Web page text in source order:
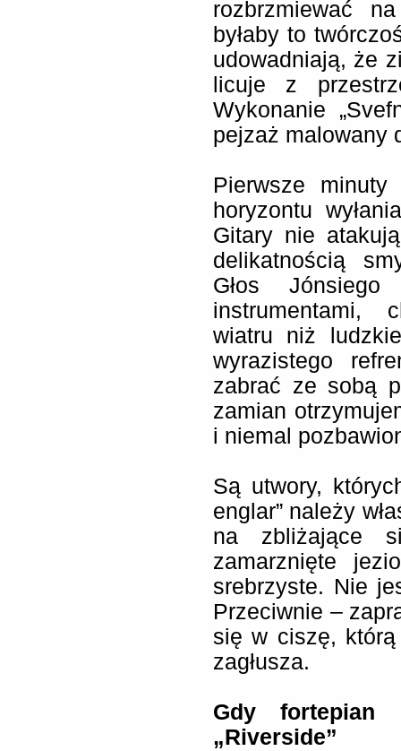
rozbrzmiewać
byłaby to
udowadniają, że
licuje z
Wykonanie
pejzaż malowany
Pierwsze
horyzontu
Gitary nie
delikatnością
Głos
instrumentami,
wiatru niż
wyrazistego
zabrać ze sobą
zamian
i niemal
Są utwory,
englar” należy
na zbliżające
zamarznięte
srebrzyste. Nie
Przeciwnie –
się w ciszę, którą
zagłusza.
Gdy fortepian
„Riverside”